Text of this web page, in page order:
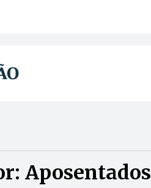
Aposentados